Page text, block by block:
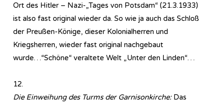
Ort des Hitler – Nazi-„Tages von Potsdam“ (21.3.1933)
ist also fast original wieder da. So wie ja auch das Schloß
der Preußen-Könige, dieser Kolonialherren und
Kriegsherren, wieder fast original nachgebaut
wurde…“Schöne“ veraltete Welt „Unter den Linden“…
12.
Die Einweihung des Turms der Garnisonkirche:Das